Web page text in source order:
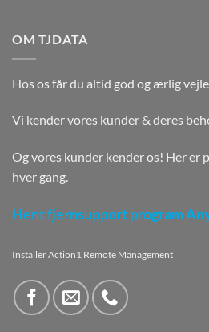
OM TJDATA
Hos os får du altid god og ærlig
Vi kender vores kunder & deres
Og vores kunder kender os! Her er
hver gang.
Hent fjernsupport program
Installer Action1 Remote Management